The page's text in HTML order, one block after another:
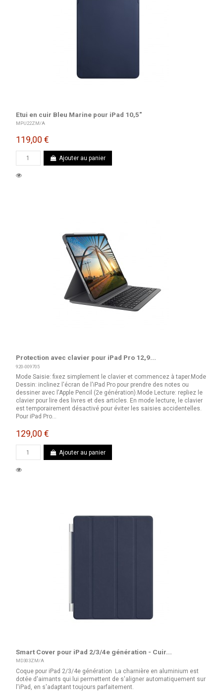
Etui en cuir Bleu Marine pour iPad 10,5"
MPU22ZM/A
119,00 €
Ajouter au panier
Protection avec clavier pour iPad Pro 12,9...
920-009705
Mode Saisie: fixez simplement le clavier et commencez à taper.Mode
Dessin: inclinez l'écran de l'iPad Pro pour prendre des notes ou
dessiner avec l'Apple Pencil (2e génération).Mode Lecture: repliez le
clavier pour lire des livres et des articles. En mode lecture, le clavier
est temporairement désactivé pour éviter les saisies accidentelles.
Pour iPad Pro...
129,00 €
Ajouter au panier
Smart Cover pour iPad 2/3/4e génération - Cuir...
MD303ZM/A
Coque pour iPad 2/3/4e génération La charnière en aluminium est
dotée d'aimants qui lui permettent de s'aligner automatiquement sur
l'iPad, en s'adaptant toujours parfaitement.